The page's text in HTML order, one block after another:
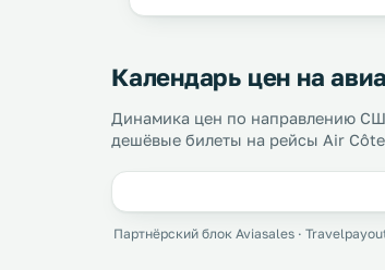
Календарь цен на
Динамика цен по направлению
дешёвые билеты на рейсы Air
Партнёрский блок Aviasales ·